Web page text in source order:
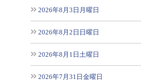
2026年8月3日月曜日
2026年8月2日日曜日
2026年8月1日土曜日
2026年7月31日金曜日